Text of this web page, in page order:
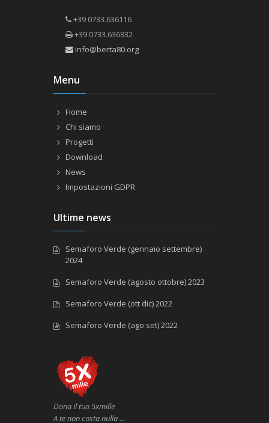
+39 0733.636116
+39 0733.636832
info@berta80.org
Menu
Home
Chi siamo
Progetti
Download
News
Impostazioni GDPR
Ultime news
Semaforo Verde (gennaio settembre)
2024
Semaforo Verde (agosto ottobre) 2023
Semaforo Verde (ott dic) 2022
Semaforo Verde (ago set) 2022
Dona il tuo 5xmille
A te non costa nulla ...